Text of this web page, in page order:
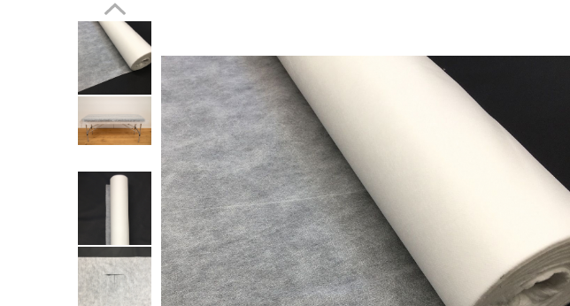
CULORI UNI
ANIVERSARE SAU BOTEZ
AURIU, ARGINTIU & BRONZ
UNICE, Gama SPANLIN
TEMATICA MARINA - PESCARESTI
RUSTICE - VANATORESTI
VALENTINE'S DAY /DRAGOBETE